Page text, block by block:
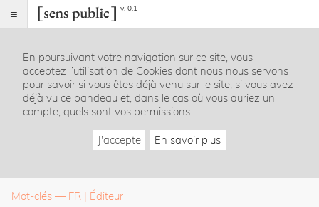
v. 0.1
Index
Rubriques
Essais
En poursuivant votre navigation sur ce site, vous
acceptez l’utilisation de Cookies dont nous nous servons
pour savoir si vous êtes déjà venu sur le site, si vous avez
déjà vu ce bandeau et, dans le cas où vous auriez un
compte, quels sont vos permissions.
J'accepte En savoir plus
Mot-clés — FR Éditeur